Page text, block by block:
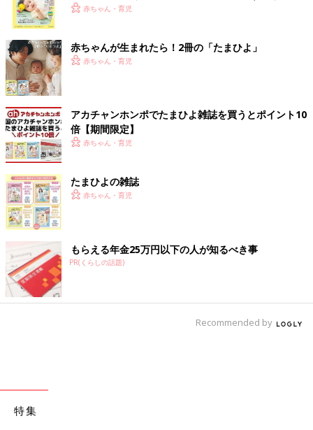
で、着替えさせやすいのも◎。夏に向けて何枚も欲しくなります
ね！
安くて助かる！エアリズムのレギンス
とで、
く！ おっぱい・ミルクの基本と夏のトラブル 解決テ
赤ちゃん・育児
赤ちゃんが生まれたら！2冊の「たまひよ」
赤ちゃん・育児
アカチャンホンポでたまひよ雑誌を買うとポイント10
倍【期間限定】
赤ちゃん・育児
たまひよの雑誌
赤ちゃん・育児
もらえる年金25万円以下の人が知るべき事
PR(くらしの話題)
Recommended by
特集